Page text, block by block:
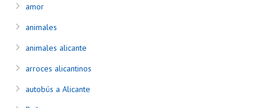
amor
animales
animales alicante
arroces alicantinos
autobús a Alicante